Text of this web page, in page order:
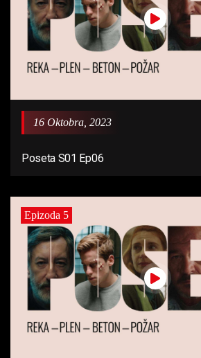
16 Oktobra, 2023
Poseta S01 Ep06
Epizoda 5